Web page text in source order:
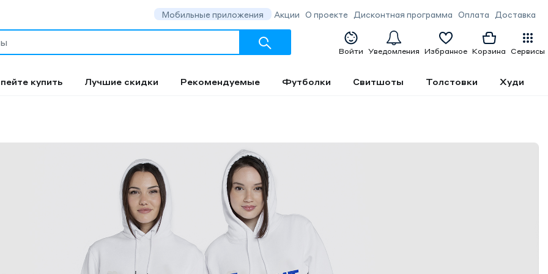
Мобильные приложения Акции О проекте Дисконтная программа Оплата Доставка
Войти Уведомления Избранное Корзина Сервисы
купить Лучшие скидки Рекомендуемые Футболки Свитшоты Толстовки Худи